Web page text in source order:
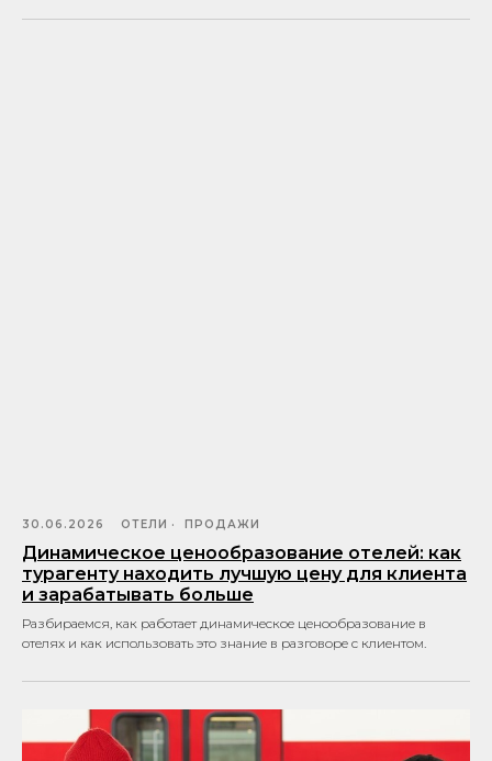
30.06.2026 ОТЕЛИ ПРОДАЖИ
Динамическое ценообразование отелей: как
турагенту находить лучшую цену для клиента
и зарабатывать больше
Разбираемся, как работает динамическое ценообразование в
отелях и как использовать это знание в разговоре с клиентом.